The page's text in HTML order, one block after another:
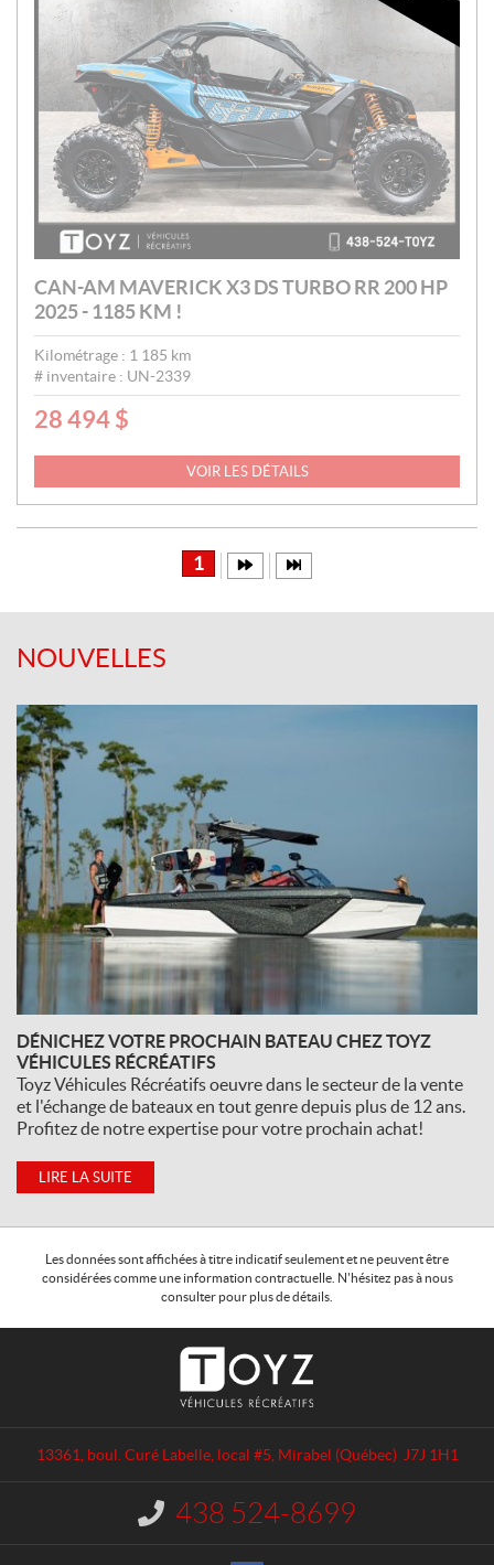
CAN-AM MAVERICK X3 DS TURBO RR 200 HP
2025 - 1185 KM !
Kilométrage : 1 185 km
# inventaire : UN-2339
P
X
28 494 $
VOIR LES DÉTAILS
1
NOUVELLES
DÉNICHEZ VOTRE PROCHAIN BATEAU CHEZ TOYZ
VÉHICULES RÉCRÉATIFS
Toyz Véhicules Récréatifs oeuvre dans le secteur de la vente
et l'échange de bateaux en tout genre depuis plus de 12 ans.
Profitez de notre expertise pour votre prochain achat!
LIRE LA SUITE
Les données sont affichées à titre indicatif seulement et ne peuvent être
considérées comme une information contractuelle. N'hésitez pas à nous
consulter pour plus de détails.
13361, boul. Curé Labelle, local #5 Mirabel (Québec) J7J 1H1
438 524-8699